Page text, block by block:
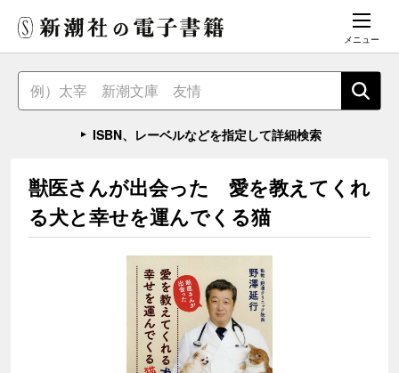
メニュー
ISBN、レーベルなどを指定して詳細検索
獣医さんが出会った 愛を教えてくれ
る犬と幸せを運んでくる猫